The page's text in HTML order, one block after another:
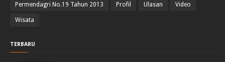
Permendagri No.19 Tahun 2013 Profil Ulasan Video
Wisata
TERBARU